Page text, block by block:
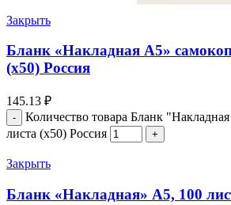
Закрыть
Бланк «Накладная А5»
(х50) Россия
145.13 ₽
Количество товара Бланк
листа (х50) Россия
Закрыть
Бланк «Накладная» А5, 100